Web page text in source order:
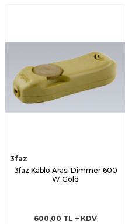
3faz
3faz Kablo Arası Dimmer 600
W Gold
600,00 TL KDV